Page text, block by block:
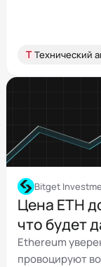
Т Технический
Bitget
Цена ETH
что будет
Ethereum
провоцируют